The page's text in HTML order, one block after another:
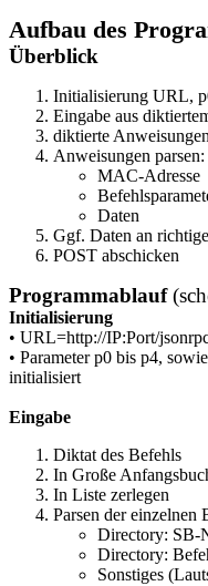
Aufbau des
Überblick
Initialisierung URL,
Eingabe aus
diktierte
Anweisungen parsen:
MAC-Adresse
Daten
Ggf. Daten an
POST abschicken
Programmablauf
Initialisierung
• URL=http://IP:Port/
• Parameter p0 bis p4,
initialisiert
Eingabe
Diktat des Befehls
In Große
In Liste zerlegen
Parsen der einzelnen
Directory: SB-
Directory:
Sonstiges